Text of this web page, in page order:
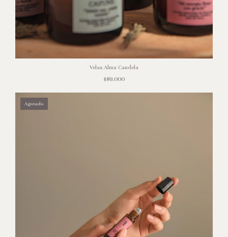
Velas Alma Candela
$89.000
Agotado